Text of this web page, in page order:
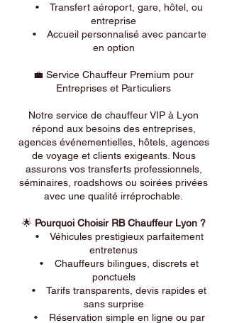
• Transfert aéroport, gare, hôtel, ou
entreprise
• Accueil personnalisé avec pancarte
en option
💼 Service Chauffeur Premium pour
Entreprises et Particuliers
Notre service de chauffeur VIP à Lyon
répond aux besoins des entreprises,
agences événementielles, hôtels, agences
de voyage et clients exigeants. Nous
assurons vos transferts professionnels,
séminaires, roadshows ou soirées privées
avec une qualité irréprochable.
🌟 Pourquoi Choisir RB Chauffeur Lyon ?
• Véhicules prestigieux parfaitement
entretenus
• Chauffeurs bilingues, discrets et
ponctuels
• Tarifs transparents, devis rapides et
sans surprise
• Réservation simple en ligne ou par